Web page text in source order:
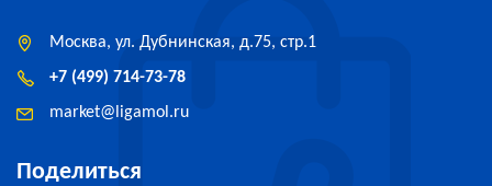
Поделиться
Москва, ул. Дубнинская, д.75, стр.1
+7 (499) 714-73-78
market@ ligamol.ru